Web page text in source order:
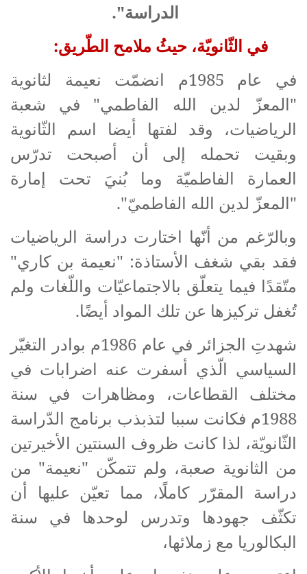
الدراسة".
في الثّانويّة، حيثُ ملامح الطّريق:
في عام 1985م انضمّت نعيمة لثانوية
"المعزّ لدين الله الفاطمي" في شعبة
الرياضيات، وقد لفتها أيضا اسم الثّانوية
وبقيت تحمله إلى أن أصبحت تدرّس
العمارة الفاطميّة وما بُنيَ تحت إمارة
"المعزّ لدين الله الفاطميّ".
وبالرّغم من أنّها اختارت دراسة الرياضيات
فقد بقي شغف الأستاذة: "نعيمة بن كاري"
متّقدًا فيما يتعلّق بالاجتماعيّات واللّغات ولم
تُغفل تركيزها عن تلك المواد أيضًا.
شهدتِ الجزائر في عام 1986م بوادر التغيّر
السياسي الّذي أسفرت عنه اضرابات في
مختلف القطاعات، ومظاهرات في سنة
1988م فكانت سببا لتذبذب برنامج الدّراسة
الثّانويّة، لذا كانت ظروف السنتين الأخيرتين
من الثانوية صعبة، ولم تتمكّن "نعيمة" من
دراسة المقرّر كاملًا، مما تعيّن عليها أن
تكثّف جهودها وتدرس لوحدها في سنة
البكالوريا مع زملائها،